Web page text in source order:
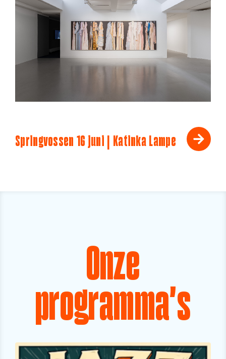
Springvossen 16 juni | Katinka Lampe
Onze
programma's